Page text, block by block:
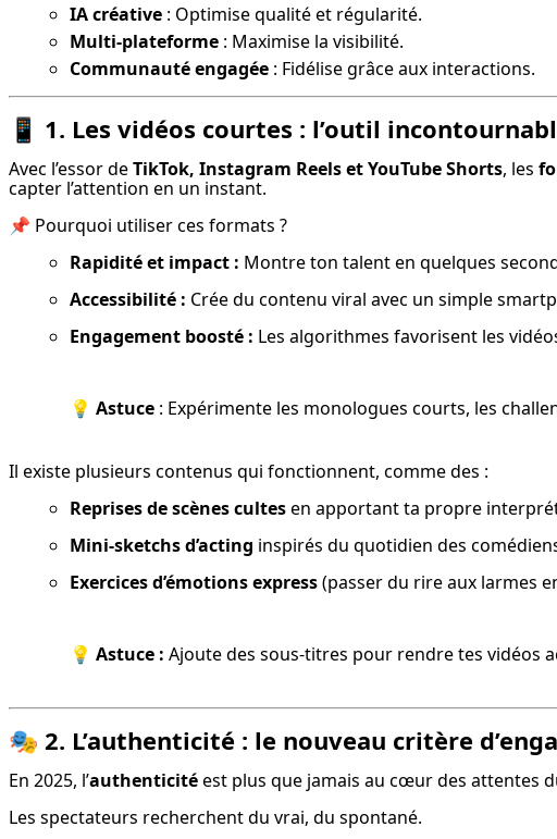
IA créative : Optimise qualité et régularité.
Multi-plateforme : Maximise la visibilité.
Communauté engagée : Fidélise grâce aux interactions.
📱 1. Les vidéos courtes : l’outil
Avec l’essor de TikTok, Instagram Reels et YouTube Shorts, les
capter l’attention en un instant.
📌 Pourquoi utiliser ces formats ?
Rapidité et impact : Montre ton talent en quelques
Accessibilité : Crée du contenu viral avec un simple
Engagement boosté : Les algorithmes favorisent les
💡 Astuce : Expérimente les monologues courts, les
Il existe plusieurs contenus qui fonctionnent, comme des :
Reprises de scènes cultes en apportant ta propre
Mini-sketchs d’acting inspirés du quotidien des
Exercices d’émotions express (passer du rire aux larmes
💡 Astuce : Ajoute des sous-titres pour rendre tes vidéos
🎭 2. L’authenticité : le nouveau critère
En 2025, l’authenticité est plus que jamais au cœur des attentes
Les spectateurs recherchent du vrai, du spontané.